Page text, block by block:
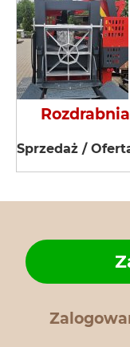
Sprzedaż /